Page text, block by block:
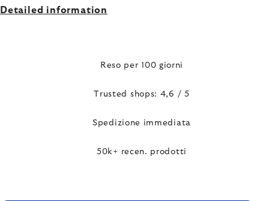
Detailed information
Reso per 100 giorni
Trusted shops: 4,6 / 5
Spedizione immediata
50k+ recen. prodotti